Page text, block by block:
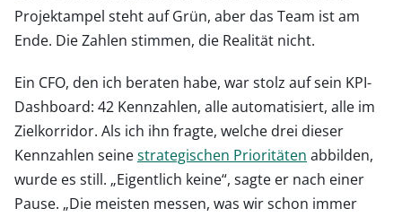
Projektampel steht auf Grün, aber das Team ist am
Ende. Die Zahlen stimmen, die Realität nicht.
Ein CFO, den ich beraten habe, war stolz auf sein KPI-
Dashboard: 42 Kennzahlen, alle automatisiert, alle im
Zielkorridor. Als ich ihn fragte, welche drei dieser
Kennzahlen seinestrategischen Prioritäten abbilden,
wurde es still. „Eigentlich keine“, sagte er nach einer
Pause. „Die meisten messen, was wir schon immer